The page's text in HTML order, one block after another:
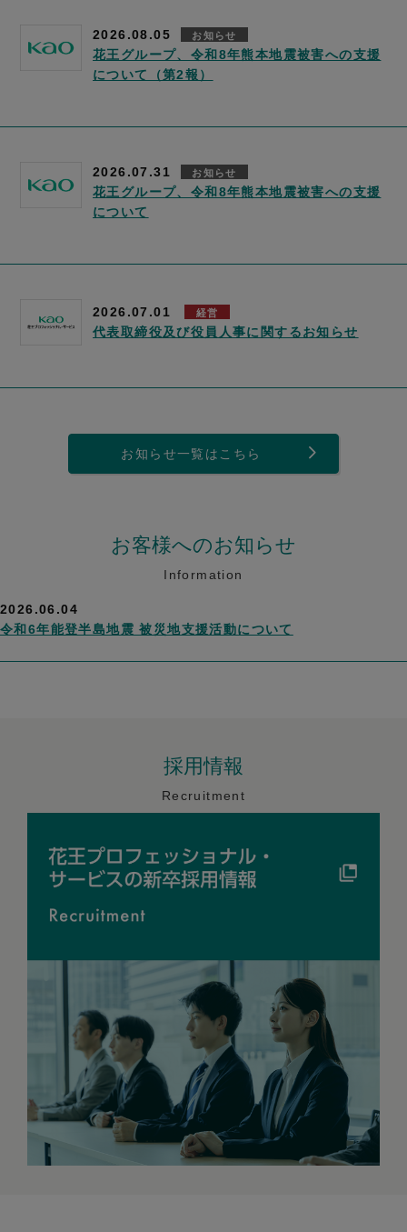
2026.08.05 お知らせ
花王グループ、令和8年熊本地震被害への支援
について（第2報）
2026.07.31 お知らせ
花王グループ、令和8年熊本地震被害への支援
について
2026.07.01 経営
代表取締役及び役員人事に関するお知らせ
お知らせ一覧はこちら
お客様へのお知らせ
Information
2026.06.04
令和6年能登半島地震 被災地支援活動について
採用情報
Recruitment